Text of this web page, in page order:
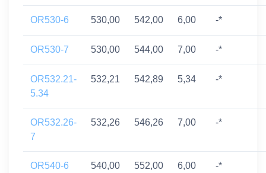
OR530-6 530,00 542,00 6,00 -*
OR530-7 530,00 544,00 7,00 -*
OR532.21-
5.34
532,21 542,89 5,34 -*
OR532.26-
7
532,26 546,26 7,00 -*
OR540-6 540,00 552,00 6,00 -*